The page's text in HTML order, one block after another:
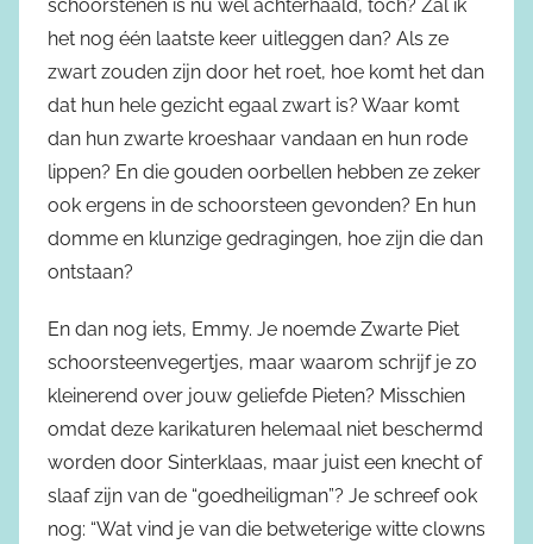
schoorstenen is nu wel achterhaald, toch? Zal ik
het nog één laatste keer uitleggen dan? Als ze
zwart zouden zijn door het roet, hoe komt het dan
dat hun hele gezicht egaal zwart is? Waar komt
dan hun zwarte kroeshaar vandaan en hun rode
lippen? En die gouden oorbellen hebben ze zeker
ook ergens in de schoorsteen gevonden? En hun
domme en klunzige gedragingen, hoe zijn die dan
ontstaan?
En dan nog iets, Emmy. Je noemde Zwarte Piet
schoorsteenvegertjes, maar waarom schrijf je zo
kleinerend over jouw geliefde Pieten? Misschien
omdat deze karikaturen helemaal niet beschermd
worden door Sinterklaas, maar juist een knecht of
slaaf zijn van de “goedheiligman”? Je schreef ook
nog: “Wat vind je van die betweterige witte clowns